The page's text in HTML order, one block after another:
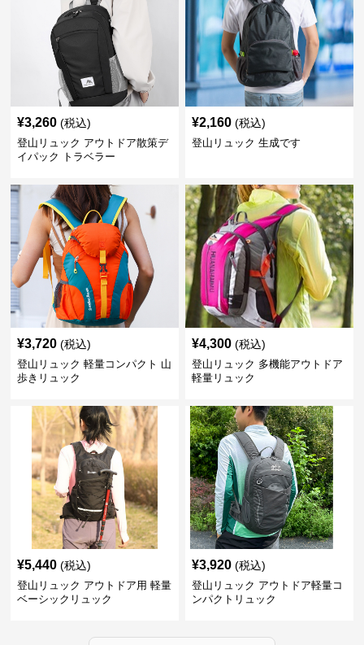
¥3,260 (税込)
登山リュック アウトドア散策デ
イパック トラベラー
¥2,160 (税込)
登山リュック 生成です
¥3,720 (税込)
登山リュック 軽量コンパクト 山
歩きリュック
¥4,300 (税込)
登山リュック 多機能アウトドア
軽量リュック
¥5,440 (税込)
登山リュック アウトドア用 軽量
ベーシックリュック
¥3,920 (税込)
登山リュック アウトドア軽量コ
ンパクトリュック